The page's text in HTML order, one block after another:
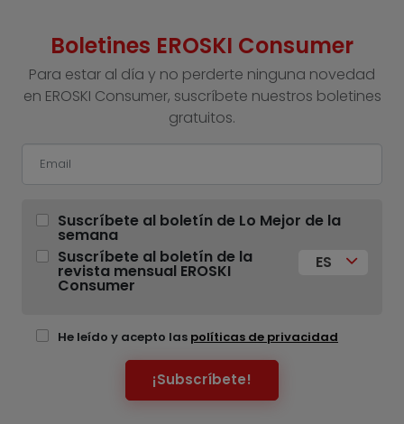
Boletines EROSKI Consumer
Para estar al día y no perderte ninguna novedad
en EROSKI Consumer, suscríbete nuestros boletines
gratuitos.
Suscríbete al boletín de Lo Mejor de la
semana
Suscríbete al boletín de la
revista mensual EROSKI
Consumer
ES
He leído y acepto las políticas de privacidad
¡Subscríbete!